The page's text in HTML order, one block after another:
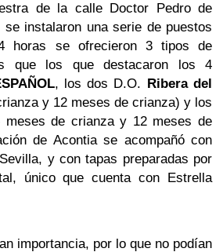
de la calle Doctor Pedro de
instalaron una serie de puestos
horas se ofrecieron 3 tipos de
que los que destacaron los 4
, los dos D.O. Ribera del
y 12 meses de crianza) y los
meses de crianza y 12 meses de
de Acontia se acompañó con
y con tapas preparadas por
único que cuenta con Estrella
importancia, por lo que no podían